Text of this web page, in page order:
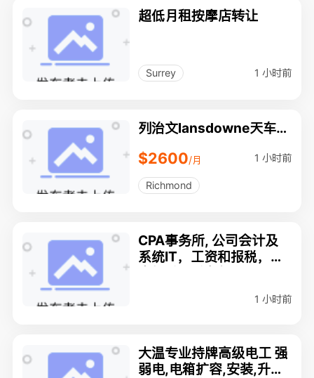
超低月租按摩店转让
Surrey 1 小时前
列治文lansdowne天车站
$2600/月 1 小时前
Richmond
CPA事务所, 公司会计及
系统IT，工资和报税，个
1 小时前
大温专业持牌高级电工 强
弱电,电箱扩容,安装,升级,